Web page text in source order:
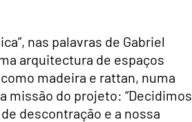
nas palavras de Gabriel
arquitectura de espaços
madeira e rattan, numa
missão do projeto: “Decidimos
descontração e a nossa